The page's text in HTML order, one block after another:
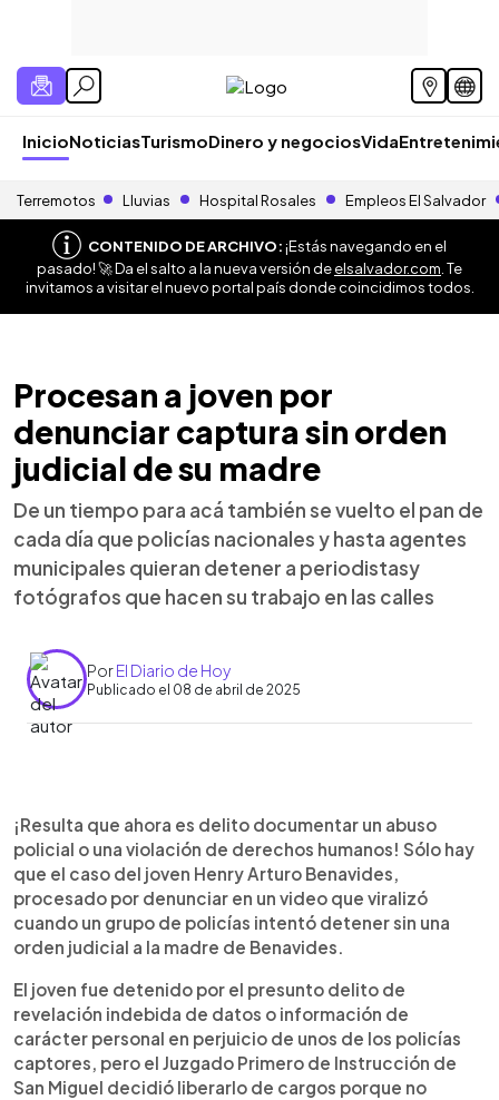
InicioNoticiasTurismoDinero y negociosVida
Terremotos Lluvias Hospital Rosales Empleos El Salvador
CONTENIDO DE ARCHIVO:¡Estás navegando en el
pasado! 🚀 Da el salto a la nueva versión deelsalvador.com . Te
invitamos a visitar el nuevo portal país donde coincidimos todos.
Procesan a joven por
denunciar captura sin orden
judicial de su madre
De un tiempo para acá también se vuelto el pan de
cada día que policías nacionales y hasta agentes
municipales quieran detener a periodistasy
fotógrafos que hacen su trabajo en las calles
PorEl Diario de Hoy
Publicado el 08 de abril de 2025
► Escuchar artículo
¡Resulta que ahora es delito documentar un abuso
policial o una violación de derechos humanos! Sólo hay
que el caso del joven Henry Arturo Benavides,
procesado por denunciar en un video que viralizó
cuando un grupo de policías intentó detener sin una
orden judicial a la madre de Benavides.
El joven fue detenido por el presunto delito de
revelación indebida de datos o información de
carácter personal en perjuicio de unos de los policías
captores, pero el Juzgado Primero de Instrucción de
San Miguel decidió liberarlo de cargos porque no